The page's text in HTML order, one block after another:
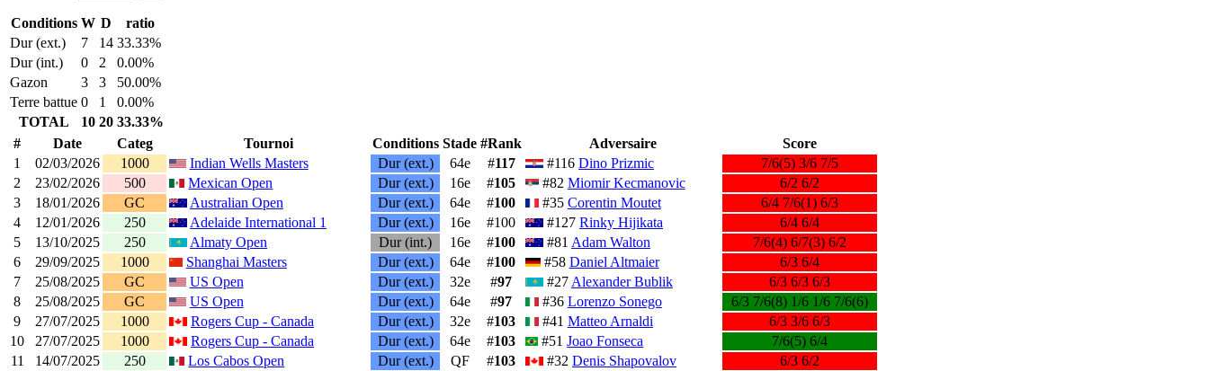
Conditions W D
ratio
Dur (ext.)
7 14 33.33%
Dur (int.)
0 2
0.00%
Gazon
3 3
50.00%
Terre battue 0 1
0.00%
TOTAL
10 20 33.33%
#
Date Categ Tournoi Conditions Stade #Rank Adversaire
Score
1
02/03/2026 1000 Indian Wells Masters Dur (ext.) 64e #117 #116 Dino Prizmic
7/6(5) 3/6 7/5
2
23/02/2026 500 Mexican Open Dur (ext.) 16e #105 #82 Miomir Kecmanovic
6/2 6/2
3
18/01/2026 GC Australian Open Dur (ext.) 64e #100 #35 Corentin Moutet
6/4 7/6(1) 6/3
4
12/01/2026 250 Adelaide International 1 Dur (ext.) 16e #100 #127 Rinky Hijikata
6/4 6/4
5
13/10/2025 250 Almaty Open Dur (int.) 16e #100 #81 Adam Walton
7/6(4) 6/7(3) 6/2
6
29/09/2025 1000 Shanghai Masters Dur (ext.) 64e #100 #58 Daniel Altmaier
6/3 6/4
7
25/08/2025 GC US Open Dur (ext.) 32e #97 #27 Alexander Bublik
6/3 6/3 6/3
8
25/08/2025 GC US Open Dur (ext.) 64e #97 #36 Lorenzo Sonego
6/3 7/6(8) 1/6 1/6 7/6(6)
9
27/07/2025 1000 Rogers Cup - Canada Dur (ext.) 32e #103 #41 Matteo Arnaldi
6/3 3/6 6/3
10
27/07/2025 1000 Rogers Cup - Canada Dur (ext.) 64e #103 #51Joao Fonseca
7/6(5) 6/4
11
14/07/2025 250 Los Cabos Open Dur (ext.) QF #103 #32 Denis Shapovalov
6/3 6/2